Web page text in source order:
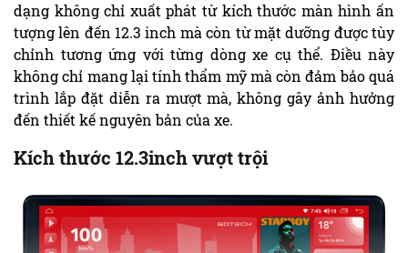
dạng không chỉ xuất phát từ kích thước màn hình ấn
tượng lên đến 12.3 inch mà còn từ mặt dưỡng được tùy
chỉnh tương ứng với từng dòng xe cụ thể. Điều này
không chỉ mang lại tính thẩm mỹ mà còn đảm bảo quá
trình lắp đặt diễn ra mượt mà, không gây ảnh hưởng
đến thiết kế nguyên bản của xe.
Kích thước 12.3inch vượt trội